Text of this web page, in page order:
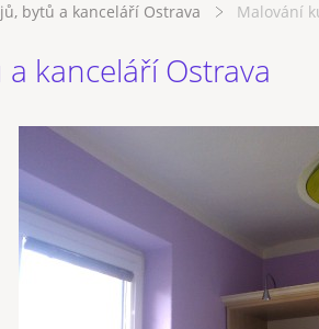
bytů a kanceláří Ostrava Malování
kanceláří Ostrava